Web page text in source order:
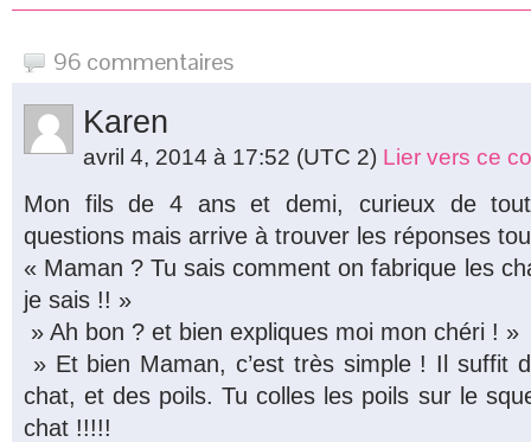
96 commentaires
Karen
avril 4, 2014 à 17:52 (UTC 2) Lier vers ce
Mon fils de 4 ans et demi, curieux de
questions mais arrive à trouver les réponses
« Maman ? Tu sais comment on fabrique les
je sais !! »
» Ah bon ? et bien expliques moi mon chéri ! »
» Et bien Maman, c’est très simple ! Il suffit
chat, et des poils. Tu colles les poils sur le
chat !!!!!